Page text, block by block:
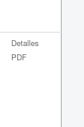
Detalles
PDF